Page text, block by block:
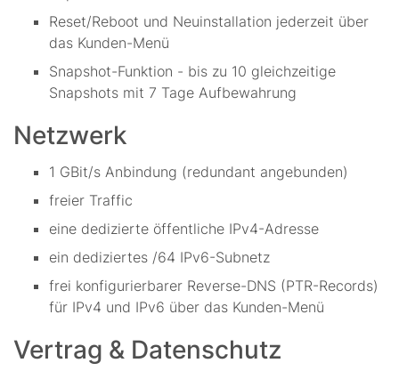
Reset/Reboot und Neuinstallation jederzeit über
das Kunden-Menü
Snapshot-Funktion - bis zu 10 gleichzeitige
Snapshots mit 7 Tage Aufbewahrung
Netzwerk
1 GBit/s Anbindung (redundant angebunden)
freier Traffic
eine dedizierte öffentliche IPv4-Adresse
ein dediziertes /64 IPv6-Subnetz
frei konfigurierbarer Reverse-DNS (PTR-Records)
für IPv4 und IPv6 über das Kunden-Menü
Vertrag & Datenschutz